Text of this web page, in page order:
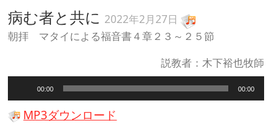
病む者と共に 2022年2月27日
朝拝 マタイによる福音書４章２３～２５節
説教者：木下裕也牧師
声
プ
レ
00:00 00:00
MP3ダウンロード